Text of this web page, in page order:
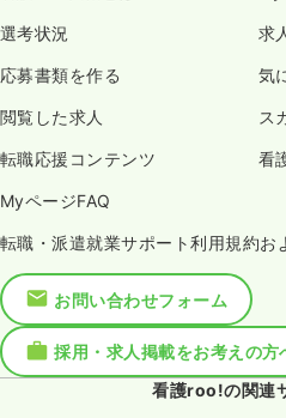
選考状況 求
応募書類を作る 気
閲覧した求人 ス
転職応援コンテンツ 看
MyページFAQ
転職・派遣就業サポート利用規約お
お問い合わせフォーム
採用・求人掲載をお考えの方
看護roo!の関連